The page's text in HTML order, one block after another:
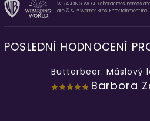
WIZARDING WORLD characters, names
are © & ™ Warner Bros. Entertainment Inc.
POSLEDNÍ HODNOCENÍ
Butterbeer: Máslový
Barbora
...